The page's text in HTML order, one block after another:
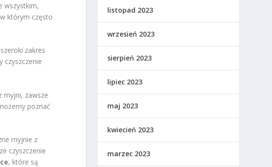
wszystkim,
którym często
zakres
czyszczenie
myjni, zawsze
poznać
myjnie z
czyszczenie
, które są
listopad 2023
wrzesień 2023
sierpień 2023
lipiec 2023
maj 2023
kwiecień 2023
marzec 2023